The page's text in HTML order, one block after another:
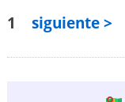
1 siguiente >